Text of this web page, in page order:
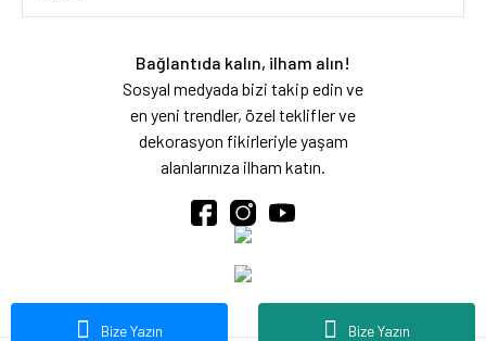
Bize Yazın
Bize Yazın
Bağlantıda kalın, ilham alın!
Sosyal medyada bizi takip edin ve
en yeni trendler, özel teklifler ve
dekorasyon fikirleriyle yaşam
alanlarınıza ilham katın.